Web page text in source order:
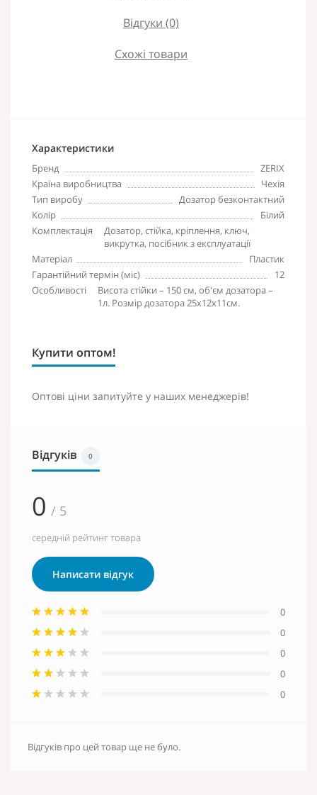
Відгуки (0)
Схожі товари
Характеристики
Бренд
ZERIX
Країна виробництва
Чехія
Тип виробу
Дозатор безконтактний
Колір
Білий
Комплектація
Дозатор, стійка, кріплення, ключ,
викрутка, посібник з експлуатації
Матеріал
Пластик
Гарантійний термін (міс)
12
Особливості
Висота стійки – 150 см, об'єм дозатора –
1л. Розмір дозатора 25х12х11см.
Купити оптом!
Оптові ціни запитуйте у наших менеджерів!
Відгуків 0
0 / 5
середній рейтинг товара
Написати відгук
0
0
0
0
0
Відгуків про цей товар ще не було.